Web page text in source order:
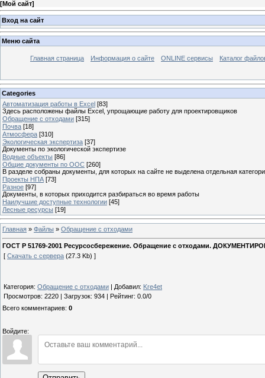
[Мой сайт]
Вход на сайт
Меню сайта
Главная страница Информация о сайте ONLINE сервисы Каталог
Categories
Автоматизация работы в Excel [83]
Здесь расположены файлы Excel, упрощающие работу для проектировщиков
Обращение с отходами [315]
Почва [18]
Атмосфера [310]
Экологическая экспертиза [37]
Документы по экологической экспертизе
Водные объекты [86]
Общие документы по ООС [260]
В разделе собраны документы, для которых на сайте не выделена отдельная
Проекты НПА [73]
Разное [97]
Документы, в которых приходится разбираться во время работы
Наилучшие доступные технологии [45]
Лесные ресурсы [19]
Главная » Файлы » Обращение с отходами
ГОСТ Р 51769-2001 Ресурсосбережение. Обращение с отходами.
[ Скачать с сервера (27.3 Kb) ]
Категория: Обращение с отходами Добавил: Kre4et
Просмотров: 2220 Загрузок: 934 Рейтинг: 0.0/0
Всего комментариев: 0
Войдите: